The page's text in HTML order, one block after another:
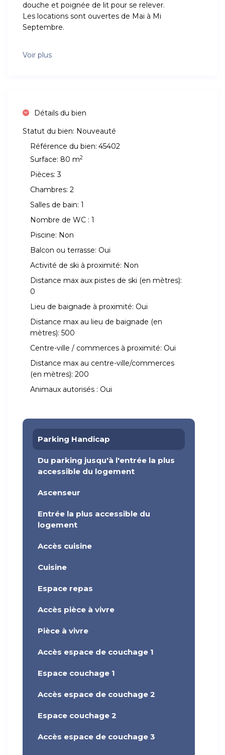
douche et poignée de lit pour se relever.
Les locations sont ouvertes de Mai à Mi
Septembre.
Voir plus
Détails du bien
Statut du bien: Nouveauté
Référence du bien: 45402
Surface: 80 m2
Pièces: 3
Chambres: 2
Salles de bain: 1
Nombre de WC : 1
Piscine: Non
Balcon ou terrasse: Oui
Activité de ski à proximité: Non
Distance max aux pistes de ski (en mètres):
0
Lieu de baignade à proximité: Oui
Distance max au lieu de baignade (en
mètres): 500
Centre-ville / commerces à proximité: Oui
Distance max au centre-ville/commerces
(en mètres): 200
Animaux autorisés : Oui
Parking Handicap
Du parking jusqu'à l'entrée la plus
accessible du logement
Ascenseur
Entrée la plus accessible du
logement
Accès cuisine
Cuisine
Espace repas
Accès pièce à vivre
Pièce à vivre
Accès espace de couchage 1
Espace couchage 1
Accès espace de couchage 2
Espace couchage 2
Accès espace de couchage 3